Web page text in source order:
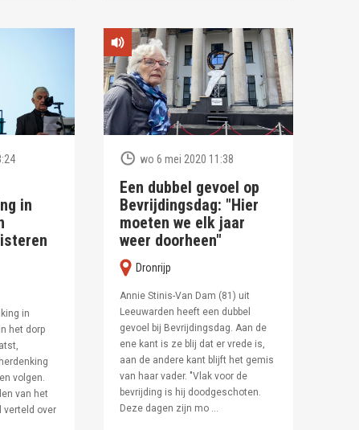
in
in
het dorp
volgen.
van het
verteld over
wo 6 mei 2020 11:38
Een dubbel gevoel op
Bevrijdingsdag: "Hier
moeten we elk jaar
weer doorheen"
Dronrijp
Annie Stinis-Van Dam (81) uit
Leeuwarden heeft een dubbel
gevoel bij Bevrijdingsdag. Aan de
ene kant is ze blij dat er vrede is,
aan de andere kant blijft het gemis
van haar vader. "Vlak voor de
bevrijding is hij doodgeschoten.
Deze dagen zijn mo ...